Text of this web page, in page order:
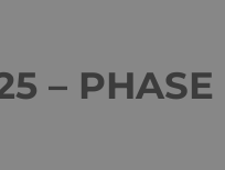
– PHASE